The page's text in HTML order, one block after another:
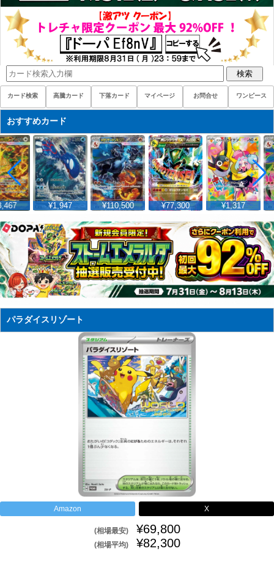
検索
カード検索 高騰カード 下落カード マイページ お問合せ ワンピース
おすすめカード
¥1,947 ¥110,500 ¥77,300 ¥1,317
パラダイスリゾート
Amazon X
(相場最安) ¥69,800
(相場平均) ¥82,300